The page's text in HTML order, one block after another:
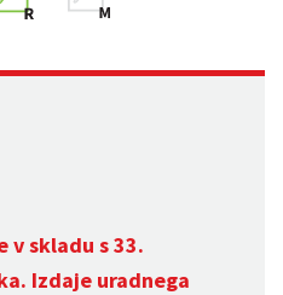
v skladu s 33.
Izdaje uradnega